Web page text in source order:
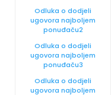
Odluka o dodjeli
ugovora najboljem
ponuđaču2
Odluka o dodjeli
ugovora najboljem
ponuđaču3
Odluka o dodjeli
ugovora najboljem